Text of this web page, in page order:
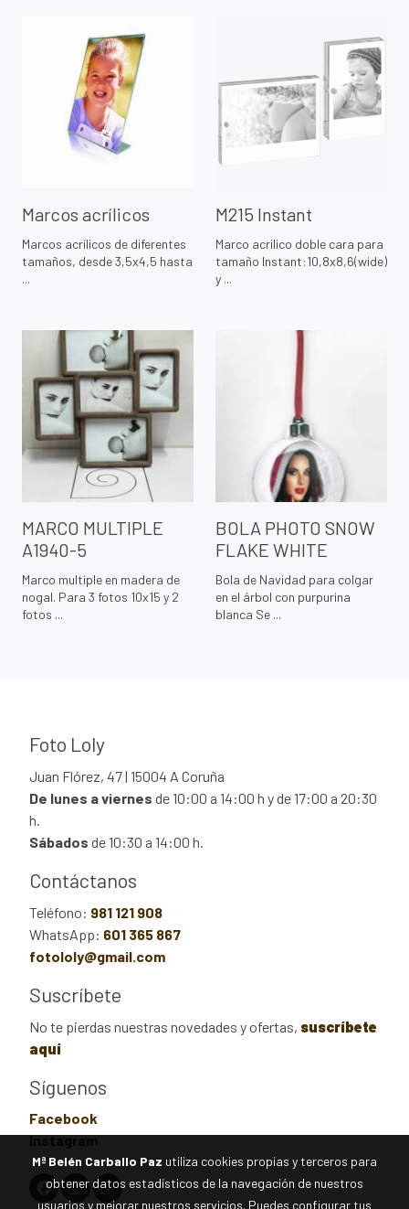
Marcos acrílicos
Marcos acrílicos de diferentes
tamaños, desde 3,5x4,5 hasta
...
M215 Instant
Marco acrilico doble cara para
tamaño Instant:10,8x8,6(wide)
y ...
MARCO MULTIPLE
A1940-5
Marco multiple en madera de
nogal. Para 3 fotos 10x15 y 2
fotos ...
BOLA PHOTO SNOW
FLAKE WHITE
Bola de Navidad para colgar
en el árbol con purpurina
blanca Se ...
Foto Loly
Juan Flórez, 47 | 15004 A Coruña
De lunes a viernes de 10:00 a 14:00 h y de 17:00 a 20:30
h.
Sábados de 10:30 a 14:00 h.
Contáctanos
Teléfono: 981 121 908
WhatsApp: 601 365 867
fotololy@gmail.com
Suscríbete
No te pierdas nuestras novedades y ofertas, suscríbete
aquí
Síguenos
Facebook
Instagram
Mª Belén Carballo Paz utiliza cookies propias y terceros para
obtener datos estadísticos de la navegación de nuestros
usuarios y mejorar nuestros servicios. Puedes configurar tus